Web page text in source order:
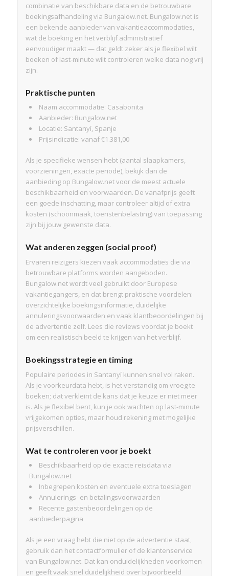
combinatie van beschikbare data en de betrouwbare
boekingsafhandeling via Bungalow.net. Bungalow.net is
een bekende aanbieder van vakantieaccommodaties,
wat de boeking en het verblijf administratief
eenvoudiger maakt — dat geldt zeker als je flexibel wilt
boeken of last-minute wilt controleren welke data nog vrij
zijn.
Praktische punten
Naam accommodatie: Casabonita
Aanbieder: Bungalow.net
Locatie: Santanyí, Spanje
Prijsindicatie: vanaf €1.381,00
Als je specifieke wensen hebt (aantal slaapkamers,
voorzieningen, exacte periode), bekijk dan de
aanbieding op Bungalow.net voor de meest actuele
beschikbaarheid en voorwaarden. De vanafprijs geeft
een goede inschatting, maar controleer altijd of extra
kosten (schoonmaak, toeristenbelasting) van toepassing
zijn bij jouw gewenste data.
Wat anderen zeggen (social proof)
Ervaren reizigers kiezen vaak accommodaties die via
betrouwbare platforms worden aangeboden.
Bungalow.net wordt veel gebruikt door Europese
vakantiegangers, en dat brengt praktische voordelen:
overzichtelijke boekingsinformatie, duidelijke
annuleringsvoorwaarden en vaak klantbeoordelingen bij
de advertentie zelf. Lees die reviews voordat je boekt
om een realistisch beeld te krijgen van het verblijf.
Boekingsstrategie en timing
Populaire periodes in Santanyí kunnen snel vol raken.
Als je voorkeurdata hebt, is het verstandig om vroeg te
boeken; dat verkleint de kans dat je keuze er niet meer
is. Als je flexibel bent, kun je ook wachten op last-minute
vrijgekomen opties, maar houd rekening met mogelijke
prijsverschillen.
Wat te controleren voor je boekt
Beschikbaarheid op de exacte reisdata via
Bungalow.net
Inbegrepen kosten en eventuele extra toeslagen
Annulerings- en betalingsvoorwaarden
Recente gastenbeoordelingen op de
aanbiederpagina
Als je een vraag hebt die niet op de advertentie staat,
gebruik dan het contactformulier of de klantenservice
van Bungalow.net. Dat kan onduidelijkheden voorkomen
en geeft vaak snel duidelijkheid over bijvoorbeeld